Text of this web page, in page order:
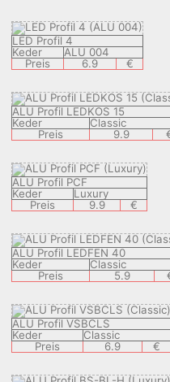
LED Profil 4
Keder
ALU 004
Preis
6.9 €
ALU Profil LEDKOS 15
Keder
Classic
Preis
9.9
ALU Profil PCF
Keder
Luxury
Preis
9.9 €
ALU Profil LEDFEN 40
Keder
Classic
Preis
5.9
ALU Profil VSBCLS
Keder
Classic
Preis
6.9 €